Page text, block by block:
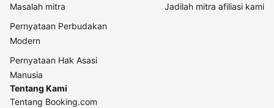
Masalah mitra
Pernyataan Perbudakan
Modern
Pernyataan Hak Asasi
Manusia
Jadilah mitra afiliasi kami
Tentang Kami
Tentang Booking.com